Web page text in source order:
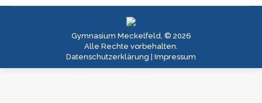
Gymnasium Meckelfeld, © 2026
Alle Rechte vorbehalten.
Datenschutzerklärung
Impressum